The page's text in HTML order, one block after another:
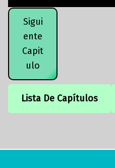
Sigui
ente
Capit
ulo
Lista De Capítulos
Navegación de entradas